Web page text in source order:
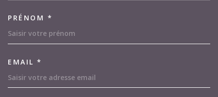
PRÉNOM *
EMAIL *